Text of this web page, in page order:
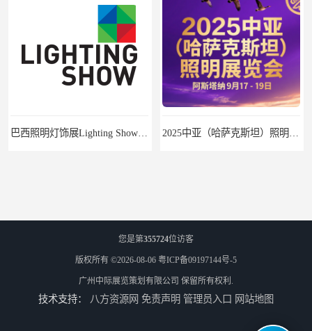
您是第355724位访客
版权所有 ©2026-08-06 粤ICP备09197144号-5
广州中际展览策划有限公司 保留所有权利.
技术支持： 八方资源网 免责声明 管理员入口 网站地图